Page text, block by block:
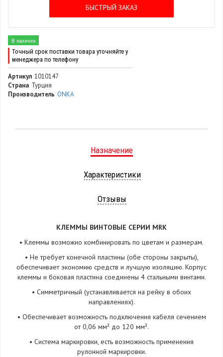
БЫСТРЫЙ ЗАКАЗ
В наличии
Точный срок поставки товара уточняйте у
менеджера по телефону
Артикул 1010147
Страна Турция
Производитель ONKA
Назначение
Характеристики
Отзывы
КЛЕММЫ ВИНТОВЫЕ СЕРИИ MRK
• Клеммы возможно комбинировать по цветам и размерам.
• Не требует конечной пластины (обе стороны закрыты),
обеспечивает экономию средств и лучшую изоляцию. Корпус
клеммы и боковая пластина соединены 4 стальными винтами.
• Симметричный (устанавливается на рейку в обоих
направлениях).
• Обеспечивает возможность подключения кабеля сечением
от 0,06 мм² до 120 мм².
• Система маркировки, есть возможность применения
рулонной маркировки.